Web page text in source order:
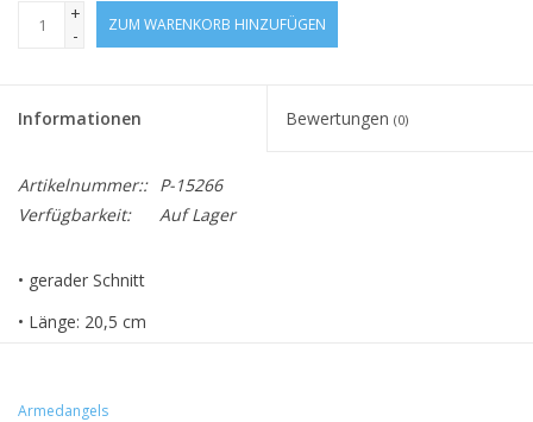
+
-
ZUM WARENKORB HINZUFÜGEN
Informationen Bewertungen (0)
Artikelnummer:: P-15266
Verfügbarkeit:
Auf Lager
• gerader Schnitt
• Länge: 20,5 cm
• 98% Baumwolle (bio), 2% Elasthan
Armedangels